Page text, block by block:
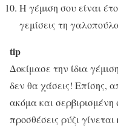
Η γέμιση σου είναι
γεμίσεις τη
tip
Δοκίμασε την ίδια
δεν θα χάσεις! Επίσης,
ακόμα και
προσθέσεις ρύζι